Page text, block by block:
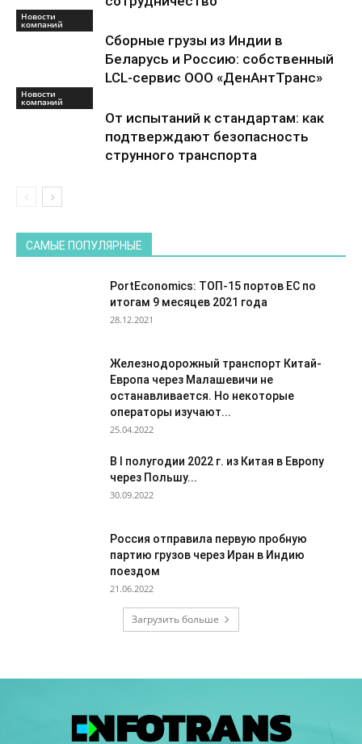
Новости
компаний
Сборные грузы из Индии в
Беларусь и Россию: собственный
LCL-сервис ООО «ДенАнтТранс»
Новости
компаний
От испытаний к стандартам: как
подтверждают безопасность
струнного транспорта
САМЫЕ ПОПУЛЯРНЫЕ
PortEconomics: ТОП-15 портов ЕС по
итогам 9 месяцев 2021 года
28.12.2021
Железнодорожный транспорт Китай-
Европа через Малашевичи не
останавливается. Но некоторые
операторы изучают...
25.04.2022
В I полугодии 2022 г. из Китая в Европу
через Польшу...
30.09.2022
Россия отправила первую пробную
партию грузов через Иран в Индию
поездом
21.06.2022
Загрузить больше